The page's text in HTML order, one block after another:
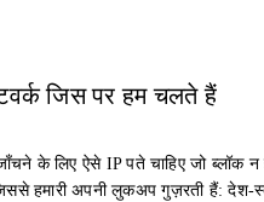
जिस पर हम चलते हैं
के लिए ऐसे IP पते चाहिए जो ब्लॉक न
हमारी अपनी लुकअप गुज़रती हैं: देश-